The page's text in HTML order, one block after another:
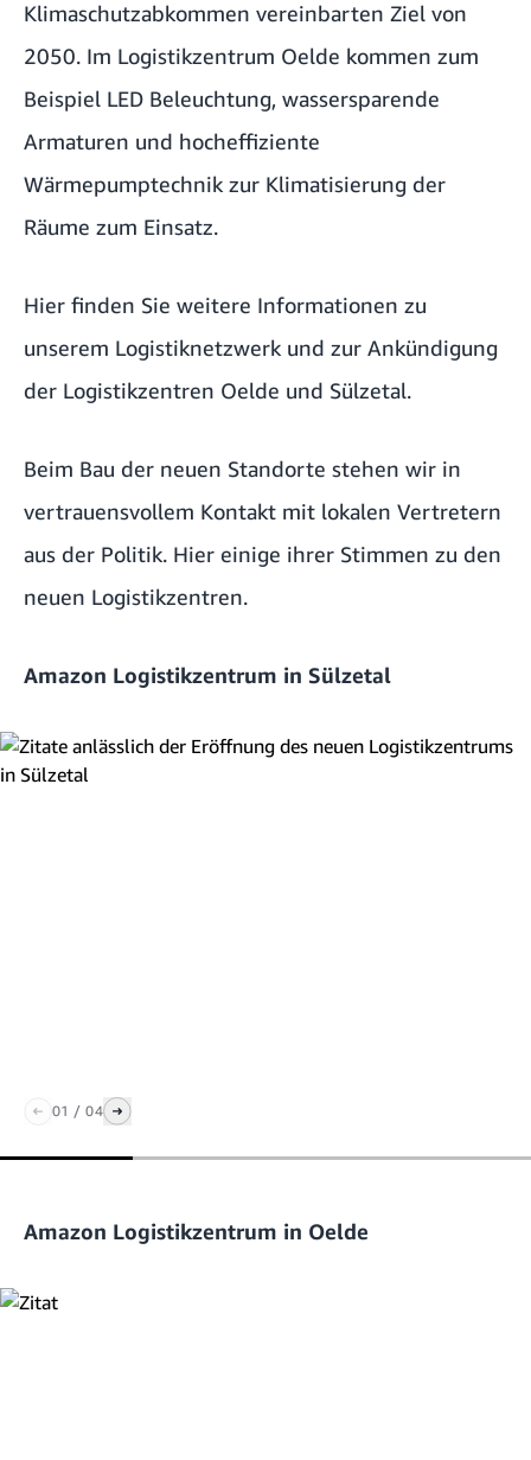
Klimaschutzabkommen vereinbarten Ziel von
2050. Im Logistikzentrum Oelde kommen zum
Beispiel LED Beleuchtung, wassersparende
Armaturen und hocheffiziente
Wärmepumptechnik zur Klimatisierung der
Räume zum Einsatz.
Hier finden Sie weitere Informationen zu
unserem Logistiknetzwerk und zur Ankündigung
der Logistikzentren Oelde und Sülzetal.
Beim Bau der neuen Standorte stehen wir in
vertrauensvollem Kontakt mit lokalen Vertretern
aus der Politik. Hier einige ihrer Stimmen zu den
neuen Logistikzentren.
Amazon Logistikzentrum in Sülzetal
01 / 04
Amazon Logistikzentrum in Oelde